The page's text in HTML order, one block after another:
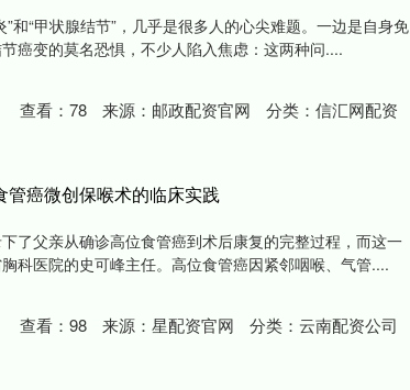
和“甲状腺结节”，几乎是很多人的心尖难题。一边是自身免
癌变的莫名恐惧，不少人陷入焦虑：这两种问....
查看： 78 来源： 邮政配资官网 分类： 信汇网配资
癌微创保喉术的临床实践
了父亲从确诊高位食管癌到术后康复的完整过程，而这一
科医院的史可峰主任。高位食管癌因紧邻咽喉、气管....
查看： 98 来源： 星配资官网 分类： 云南配资公司